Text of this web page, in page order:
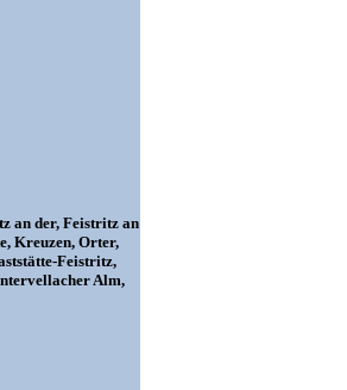
an der, Feistritz an
Kreuzen, Orter,
Feistritz,
Alm,